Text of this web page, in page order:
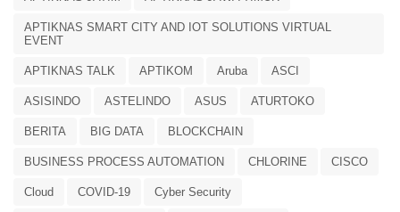
APTIKNAS SMART CITY AND IOT SOLUTIONS VIRTUAL
EVENT
APTIKNAS TALK APTIKOM Aruba ASCI
ASISINDO ASTELINDO ASUS ATURTOKO
BERITA BIG DATA BLOCKCHAIN
BUSINESS PROCESS AUTOMATION CHLORINE CISCO
Cloud COVID-19 Cyber Security